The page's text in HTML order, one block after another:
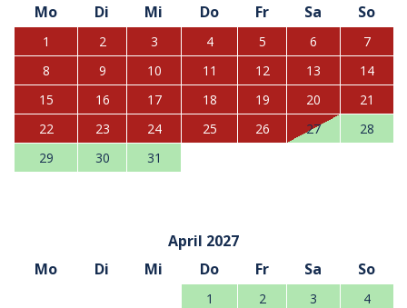
Mo
Di Mi Do Fr Sa So
1 2 3 4 5 6
7
8
9 10 11 12 13
14
15
16 17 18 19 20
21
22
23 24 25 26 27
28
29
30 31
April 2027
Mo
Di Mi Do Fr Sa So
1 2 3
4